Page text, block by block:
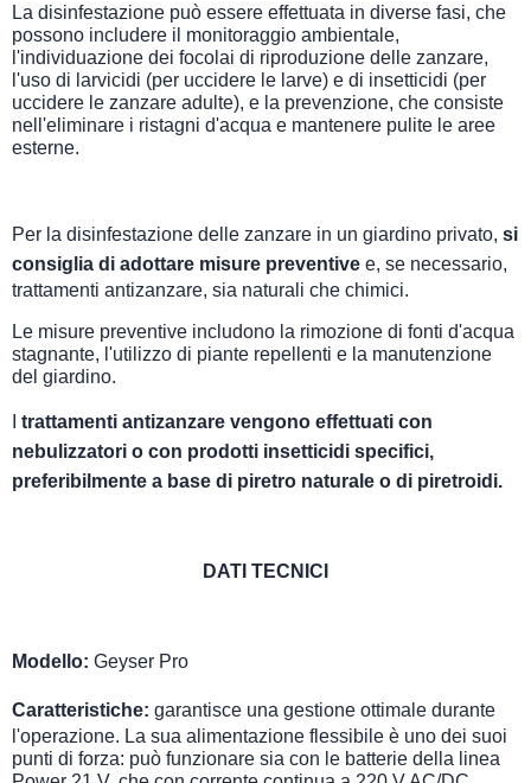
La disinfestazione può essere effettuata in diverse fasi, che
possono includere il monitoraggio ambientale,
l'individuazione dei focolai di riproduzione delle zanzare,
l'uso di larvicidi (per uccidere le larve) e di insetticidi (per
uccidere le zanzare adulte), e la prevenzione, che consiste
nell'eliminare i ristagni d'acqua e mantenere pulite le aree
esterne.
Per la disinfestazione delle zanzare in un giardino privato, si
consiglia di adottare misure preventive e, se necessario,
trattamenti antizanzare, sia naturali che chimici.
Le misure preventive includono la rimozione di fonti d'acqua
stagnante, l'utilizzo di piante repellenti e la manutenzione
del giardino.
trattamenti antizanzare vengono effettuati con
nebulizzatori o con prodotti insetticidi specifici,
preferibilmente a base di piretro naturale o di piretroidi.
DATI TECNICI
Modello: Geyser Pro
Caratteristiche: garantisce una gestione ottimale durante
l'operazione. La sua alimentazione flessibile è uno dei suoi
punti di forza: può funzionare sia con le batterie della linea